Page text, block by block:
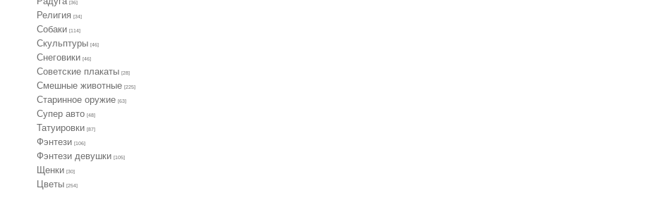
[36]
Религия [34]
Собаки [114]
Скульптуры [46]
Снеговики [46]
Советские плакаты [28]
Смешные животные [225]
Старинное оружие [63]
Супер авто [48]
Татуировки [87]
Фэнтези [106]
Фэнтези девушки [105]
Щенки [30]
Цветы [254]